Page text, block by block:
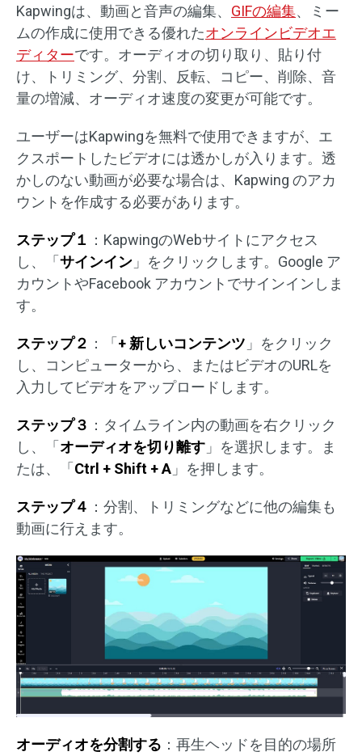
Kapwingは、動画と音声の編集、 GIFの編集、ミー
ムの作成に使用できる優れたオンラインビデオエ
ディターです。オーディオの切り取り、貼り付
け、トリミング、分割、反転、コピー、削除、音
量の増減、オーディオ速度の変更が可能です。
ユーザーはKapwingを無料で使用できますが、エ
クスポートしたビデオには透かしが入ります。透
かしのない動画が必要な場合は、Kapwing のアカ
ウントを作成する必要があります。
ステップ１ ：KapwingのWebサイトにアクセス
し、「 サインイン 」をクリックします。Google ア
カウントやFacebook アカウントでサインインしま
す。
ステップ２ ：「 + 新しいコンテンツ 」をクリック
し、コンピューターから、またはビデオのURLを
入力してビデオをアップロードします。
ステップ３ ：タイムライン内の動画を右クリック
し、「 オーディオを切り離す 」を選択します。ま
たは、「 Ctrl + Shift + A 」を押します。
ステップ４ ：分割、トリミングなどに他の編集も
動画に行えます。
オーディオを分割する ：再生ヘッドを目的の場所